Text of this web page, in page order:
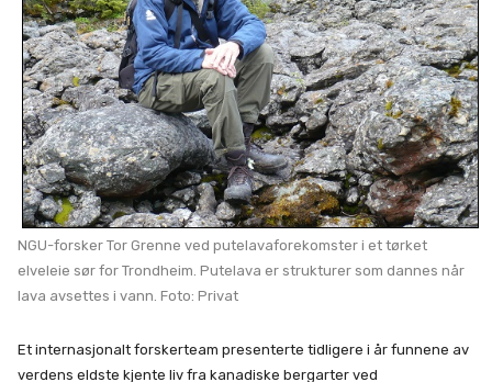
NGU-forsker Tor Grenne ved putelavaforekomster i et tørket
elveleie sør for Trondheim. Putelava er strukturer som dannes når
lava avsettes i vann. Foto: Privat
Et internasjonalt forskerteam presenterte tidligere i år funnene av
verdens eldste kjente liv fra kanadiske bergarter ved